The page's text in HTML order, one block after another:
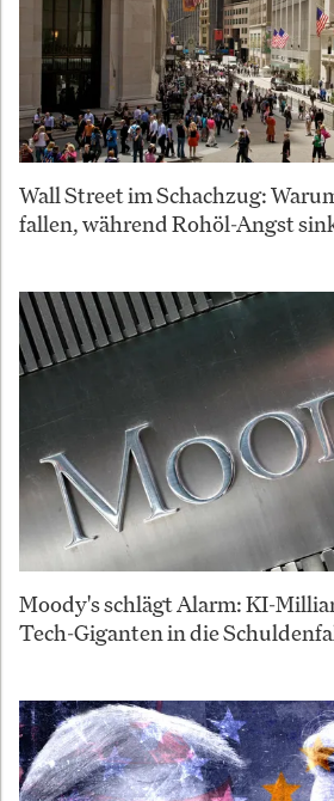
Wall Street im Schachzug:
fallen, während Rohöl-Angst
Moody's schlägt Alarm: KI-
Tech-Giganten in die